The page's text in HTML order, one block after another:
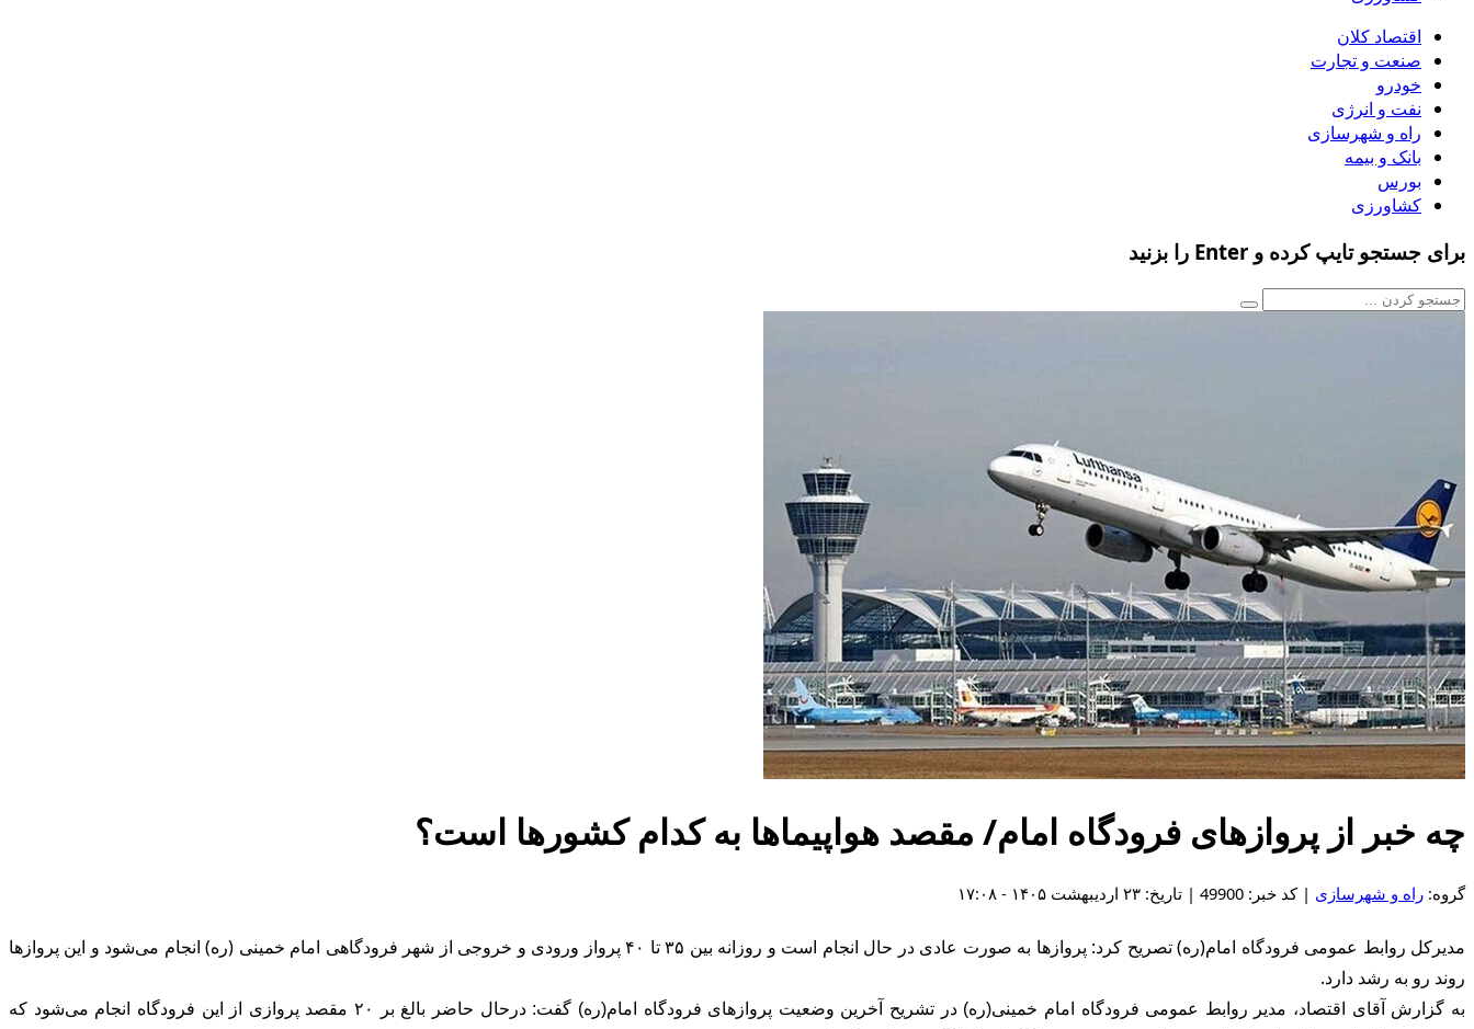
اقتصاد کلان
صنعت و تجارت
خودرو
نفت و انرژی
راه و شهرسازی
بانک و بیمه
بورس
کشاورزی
برای جستجو تایپ کرده و Enter را بزنید
چه خبر از پروازهای فرودگاه امام/ مقصد هواپیماها به کدام کشورها است؟
گروه: راه و شهرسازی | کد خبر: 49900 | تاریخ: ۲۳ اردیبهشت ۱۴۰۵ - ۱۷:۰۸
مدیرکل روابط عمومی فرودگاه امام(ره) تصریح کرد: پروازها به صورت عادی در حال انجام است و روزانه بین ۳۵ تا ۴۰ پرواز ورودی و خروجی از شهر فرودگاهی امام خمینی (ره) انجام می‌شود و این پروازها
روند رو به رشد دارد.
به گزارش آقای اقتصاد، مدیر روابط عمومی فرودگاه امام خمینی(ره) در تشریح آخرین وضعیت پروازهای فرودگاه امام(ره) گفت: درحال حاضر بالغ بر ۲۰ مقصد پروازی از این فرودگاه انجام می‌شود که